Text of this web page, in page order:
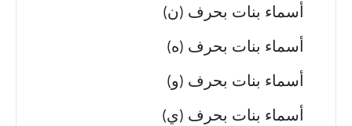
أسماء بنات بحرف (ن)
أسماء بنات بحرف (ه)
أسماء بنات بحرف (و)
أسماء بنات بحرف (ي)